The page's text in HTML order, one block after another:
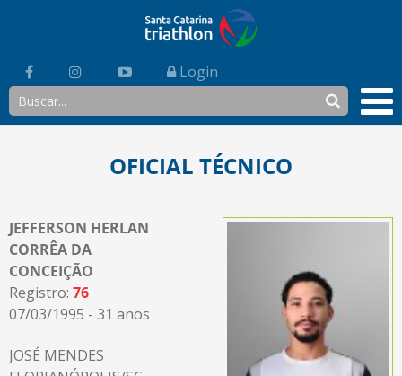
Login
OFICIAL TÉCNICO
JEFFERSON HERLAN
CORRÊA DA
CONCEIÇÃO
Registro: 76
07/03/1995 - 31 anos
JOSÉ MENDES